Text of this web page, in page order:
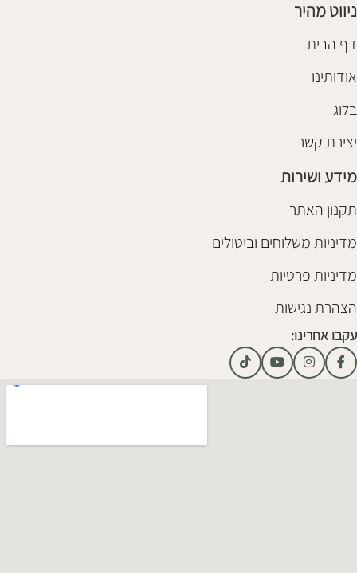
ניווט מהיר
דף הבית
אודותינו
בלוג
יצירת קשר
מידע ושירות
תקנון האתר
מדיניות משלוחים וביטולים
מדיניות פרטיות
הצהרת נגישות
עקבו אחרינו: